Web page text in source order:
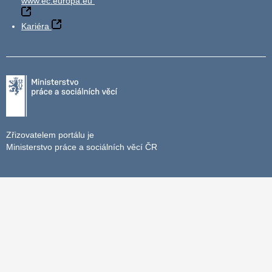
Kariéra
Zřizovatelem portálu je
Ministerstvo práce a sociálních věcí ČR